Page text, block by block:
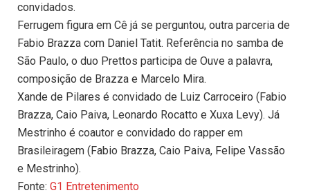
convidados.
Ferrugem figura em Cê já se perguntou, outra parceria de
Fabio Brazza com Daniel Tatit. Referência no samba de
São Paulo, o duo Prettos participa de Ouve a palavra,
composição de Brazza e Marcelo Mira.
Xande de Pilares é convidado de Luiz Carroceiro (Fabio
Brazza, Caio Paiva, Leonardo Rocatto e Xuxa Levy). Já
Mestrinho é coautor e convidado do rapper em
Brasileiragem (Fabio Brazza, Caio Paiva, Felipe Vassão
e Mestrinho).
Fonte: G1 Entretenimento